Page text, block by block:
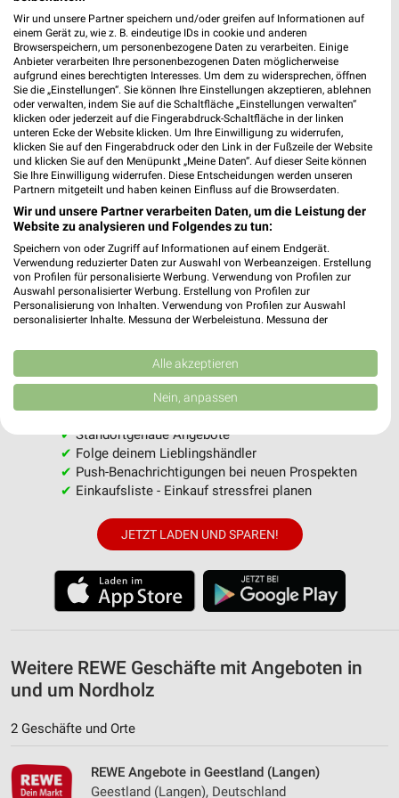
Rezepte und Pfingstangebote bei REWE!
21.05.2026
Grillangebote zum Vatertag bei REWE!
12.05.2026
Imweekli Magazinerwarten dich neben Infos zu REWE
auch clevere Spartipps für den Familienalltag, Ideen zur
Haushaltsplanung und einfache Wege, dein Budget
nachhaltig zu entlasten.
weekli - Prospekte & Angebote App
Alle REWE Angebote immer griffbereit – mit der kostenlosen
weekli App für iOS & Android.
✔Standortgenaue Angebote
✔ Folge deinem Lieblingshändler
✔ Push-Benachrichtigungen bei neuen Prospekten
✔ Einkaufsliste - Einkauf stressfrei planen
JETZT LADEN UND SPAREN!
Weitere REWE Geschäfte mit Angeboten in
und um Nordholz
2 Geschäfte und Orte
REWE Angebote in Geestland (Langen)
Geestland (Langen), Deutschland
Wir und unsere Partner speichern und/oder greifen auf Informationen auf
einem Gerät zu, wie z. B. eindeutige IDs in cookie und anderen
Browserspeichern, um personenbezogene Daten zu verarbeiten. Einige
Anbieter verarbeiten Ihre personenbezogenen Daten möglicherweise
aufgrund eines berechtigten Interesses. Um dem zu widersprechen, öffnen
Sie die „Einstellungen“. Sie können Ihre Einstellungen akzeptieren, ablehnen
oder verwalten, indem Sie auf die Schaltfläche „Einstellungen verwalten“
klicken oder jederzeit auf die Fingerabdruck-Schaltfläche in der linken
unteren Ecke der Website klicken. Um Ihre Einwilligung zu widerrufen,
klicken Sie auf den Fingerabdruck oder den Link in der Fußzeile der Website
und klicken Sie auf den Menüpunkt „Meine Daten“. Auf dieser Seite können
Sie Ihre Einwilligung widerrufen. Diese Entscheidungen werden unseren
Partnern mitgeteilt und haben keinen Einfluss auf die Browserdaten.
Wir und unsere Partner verarbeiten Daten, um die Leistung der
Website zu analysieren und Folgendes zu tun:
Speichern von oder Zugriff auf Informationen auf einem Endgerät.
Verwendung reduzierter Daten zur Auswahl von Werbeanzeigen. Erstellung
von Profilen für personalisierte Werbung. Verwendung von Profilen zur
Auswahl personalisierter Werbung. Erstellung von Profilen zur
Personalisierung von Inhalten. Verwendung von Profilen zur Auswahl
personalisierter Inhalte. Messung der Werbeleistung. Messung der
Kombinationen von Daten aus verschiedenen Quellen. Entwicklung und
Verbesserung der Angebote. Verwendung reduzierter Daten zur Auswahl
von Inhalten.
Daten können außerhalb der Europäischen Union weitergegeben und in die
USA gesendet werden.
Website/App.
Partnerliste anzeigen (1 IAB-Anbieter)
Wir nutzen Ihre Daten für folgende Zwecke:
Speichern von oder Zugriff auf Informationen
auf einem Endgerät
Verwendung reduzierter Daten zur Auswahl von
Werbeanzeigen
Verwendung von Profilen zur Auswahl
Verwendung von Profilen zur Auswahl
Alle akzeptieren
Nein, anpassen